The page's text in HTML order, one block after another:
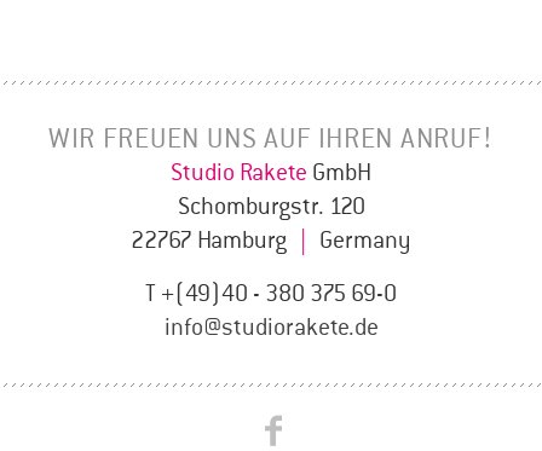
WIR FREUEN UNS AUF IHREN ANRUF!
Studio Rakete GmbH
Schomburgstr. 120
22767 Hamburg
Germany
T +(49)40 - 380 375 69-0
info@studiorakete.de